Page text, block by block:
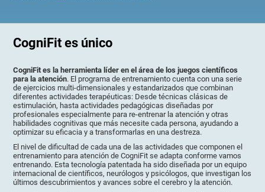
CogniFit es único
CogniFit es la herramienta líder en el área de los juegos científicos
para la atención. El programa de entrenamiento cuenta con una serie
de ejercicios multi-dimensionales y estandarizados que combinan
diferentes actividades terapéuticas: Desde técnicas clásicas de
estimulación, hasta actividades pedagógicas diseñadas por
profesionales especialmente para re-entrenar la atención y otras
habilidades cognitivas que más necesite cada persona, ayudando a
optimizar su eficacia y a transformarlas en una destreza.
El nivel de dificultad de cada una de las actividades que componen el
entrenamiento para atención de CogniFit se adapta conforme vamos
entrenando. Esta tecnología patentada ha sido diseñada por un equipo
internacional de científicos, neurólogos y psicólogos, que investigan los
últimos descubrimientos y avances sobre el cerebro y la atención.